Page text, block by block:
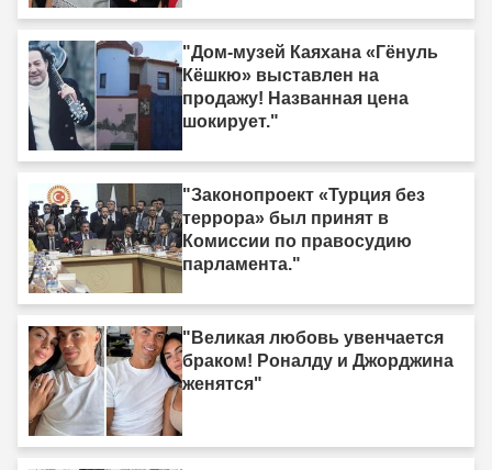
"Дом-музей Каяхана «Гёнуль
Кёшкю» выставлен на
продажу! Названная цена
шокирует."
"Законопроект «Турция без
террора» был принят в
Комиссии по правосудию
парламента."
"Великая любовь увенчается
браком! Роналду и Джорджина
женятся"